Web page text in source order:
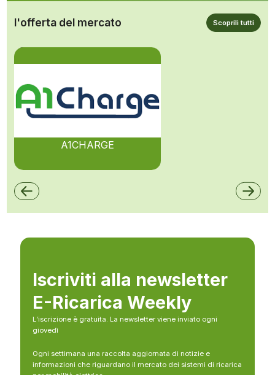
l'offerta del mercato Scoprili tutti
A1CHARGE
Iscriviti alla newsletter
E-Ricarica Weekly
L’iscrizione è gratuita. La newsletter viene inviato ogni
giovedì
Ogni settimana una raccolta aggiornata di notizie e
informazioni che riguardano il mercato dei sistemi di ricarica